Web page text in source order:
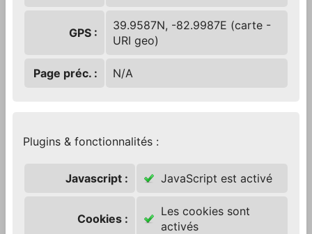
GPS :
39.9587N, -82.9987E (carte -
URI geo)
Page préc. : N/A
Plugins & fonctionnalités :
Javascript : JavaScript est activé
Cookies :
Les cookies sont
activés